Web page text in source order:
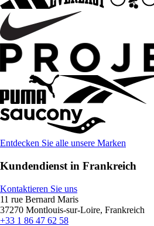
Entdecken Sie alle unsere Marken
Kundendienst in Frankreich
Kontaktieren Sie uns
11 rue Bernard Maris
37270 Montlouis-sur-Loire, Frankreich
+33 1 86 47 62 58